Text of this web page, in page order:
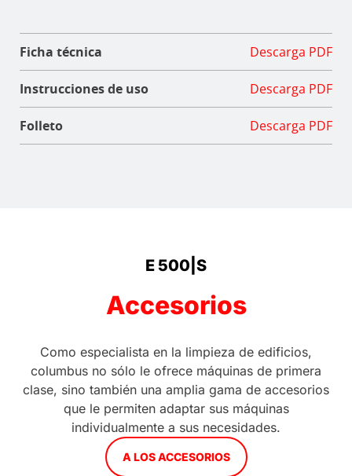
Ficha técnica Descarga PDF
Instrucciones de uso Descarga PDF
Folleto Descarga PDF
E 500|S
Accesorios
Como especialista en la limpieza de edificios,
columbus no sólo le ofrece máquinas de primera
clase, sino también una amplia gama de accesorios
que le permiten adaptar sus máquinas
individualmente a sus necesidades.
A LOS ACCESORIOS